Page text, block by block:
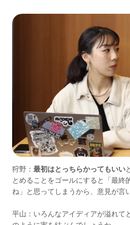
狩野： 最初はとっちらかってもいい
とめることをゴールにすると「最終
ね」と思ってしまうから、意見が言
平山：いろんなアイディアが溢れて